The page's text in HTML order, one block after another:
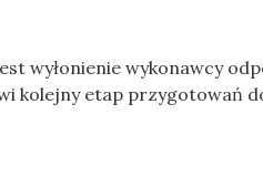
wyłonienie wykonawcy
kolejny etap przygotowań